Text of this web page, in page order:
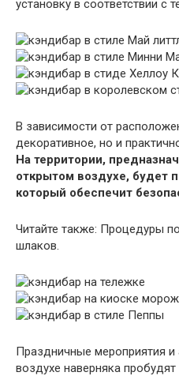
установку в соответствии с
В зависимости от
декоративное, но и
На территории,
открытом воздухе, будет
который обеспечит
Читайте также: Процедуры
шлаков.
Праздничные мероприятия
воздухе наверняка